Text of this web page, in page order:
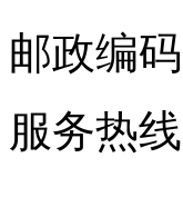
邮政编
服务热